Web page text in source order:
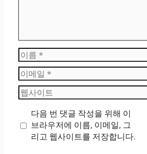
이
름
이
메
일
웹
사
트
다음 번 댓글 작성을 위해 이
브라우저에 이름, 이메일, 그
리고 웹사이트를 저장합니다.